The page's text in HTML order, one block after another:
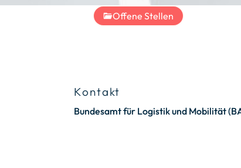
Offene Stellen
Kontakt
Bundesamt für Logistik und Mobilität